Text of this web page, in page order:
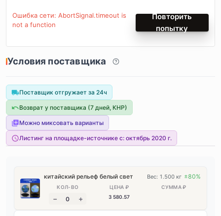
Ошибка сети: AbortSignal.timeout is
not a function
Повторить
попытку
Условия поставщика
Поставщик отгружает за 24ч
Возврат у поставщика (7 дней, КНР)
Можно миксовать варианты
Листинг на площадке-источнике с: октябрь 2020 г.
китайский рельеф белый свет
3 580.57
Вес: 1.500 кг ±80%